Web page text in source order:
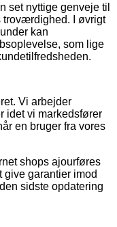
set nyttige genveje til
troværdighed. I øvrigt
kan
som lige
Vi arbejder
idet vi markedsfører
en bruger fra vores
shops ajourføres
give garantier imod
sidste opdatering